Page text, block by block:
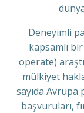
Deneyimli
kapsamlı
operate)
mülkiyet
sayıda Avrupa
başvuruları,